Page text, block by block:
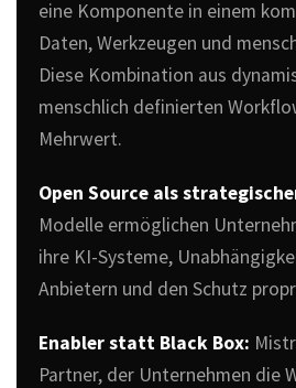
eine Komponente in einem
Daten, Werkzeugen und
Diese Kombination aus
menschlich definierten
Mehrwert.
Open Source als
Modelle ermöglichen
ihre KI-Systeme,
Anbietern und den Schutz
Enabler statt Black Box:
Partner, der Unternehmen die